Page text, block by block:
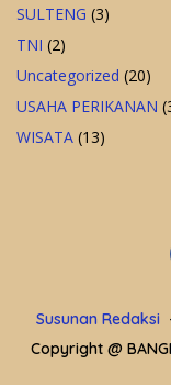
SULTENG (3)
TNI (2)
Uncategorized (20)
USAHA PERIKANAN
WISATA (13)
Susunan Redaksi
Copyright @